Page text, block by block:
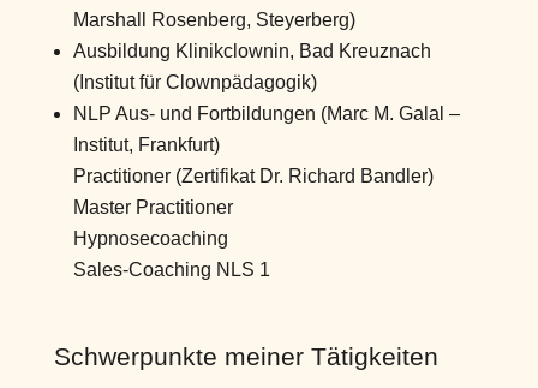
Marshall Rosenberg, Steyerberg)
Ausbildung Klinikclownin, Bad Kreuznach
(Institut für Clownpädagogik)
NLP Aus- und Fortbildungen (Marc M. Galal –
Institut, Frankfurt)
Practitioner (Zertifikat Dr. Richard Bandler)
Master Practitioner
Hypnosecoaching
Sales-Coaching NLS 1
Schwerpunkte meiner Tätigkeiten